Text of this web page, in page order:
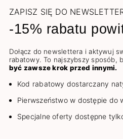
ZAPISZ SIĘ DO
-15% rabatu
Dołącz do newslettera i aktywuj
rabatowy. To najszybszy sposób,
być zawsze krok przed innymi.
Kod rabatowy dostarczany
Pierwszeństwo w dostępie do
Specjalne oferty dostępne